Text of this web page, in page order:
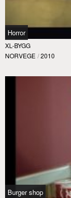
Horror
XL-BYGG
NORVEGE / 2010
Burger shop